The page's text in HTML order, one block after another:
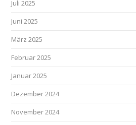
Juli 2025
Juni 2025
März 2025
Februar 2025
Januar 2025
Dezember 2024
November 2024